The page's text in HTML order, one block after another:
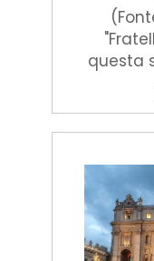
questa